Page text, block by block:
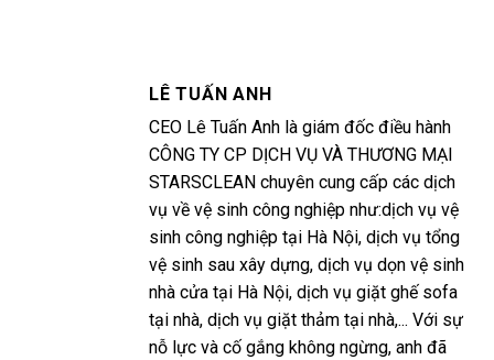
LÊ TUẤN ANH
CEO Lê Tuấn Anh là giám đốc điều hành
CÔNG TY CP DỊCH VỤ VÀ THƯƠNG MẠI
STARSCLEAN chuyên cung cấp các dịch
vụ về vệ sinh công nghiệp như:dịch vụ vệ
sinh công nghiệp tại Hà Nội, dịch vụ tổng
vệ sinh sau xây dựng, dịch vụ dọn vệ sinh
nhà cửa tại Hà Nội, dịch vụ giặt ghế sofa
tại nhà, dịch vụ giặt thảm tại nhà,... Với sự
nỗ lực và cố gắng không ngừng, anh đã